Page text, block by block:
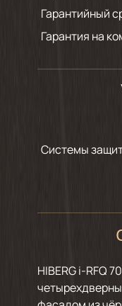
Гарантийный
Гарантия на
Системы
HIBERG i-RFQ